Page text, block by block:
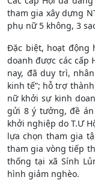
tham gia xây dựng
phụ nữ 5 không, 3
Đặc biệt, hoạt động
doanh được các cấp
nay, đã duy trì,
kinh tế”; hỗ trợ
nữ khởi sự kinh
gửi 8 ý tưởng, đề
khởi nghiệp do T.Ư
lựa chọn tham gia
tham gia vòng tiếp
thống tại xã Sính
hình giảm nghèo.